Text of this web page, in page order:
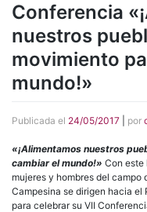
Conferencia
nuestros
movimiento
mundo!»
Publicada el 24/05/2017 por
«¡Alimentamos nuestros
cambiar el mundo!» Con este
mujeres y hombres del
Campesina se dirigen hacia el
para celebrar su VII